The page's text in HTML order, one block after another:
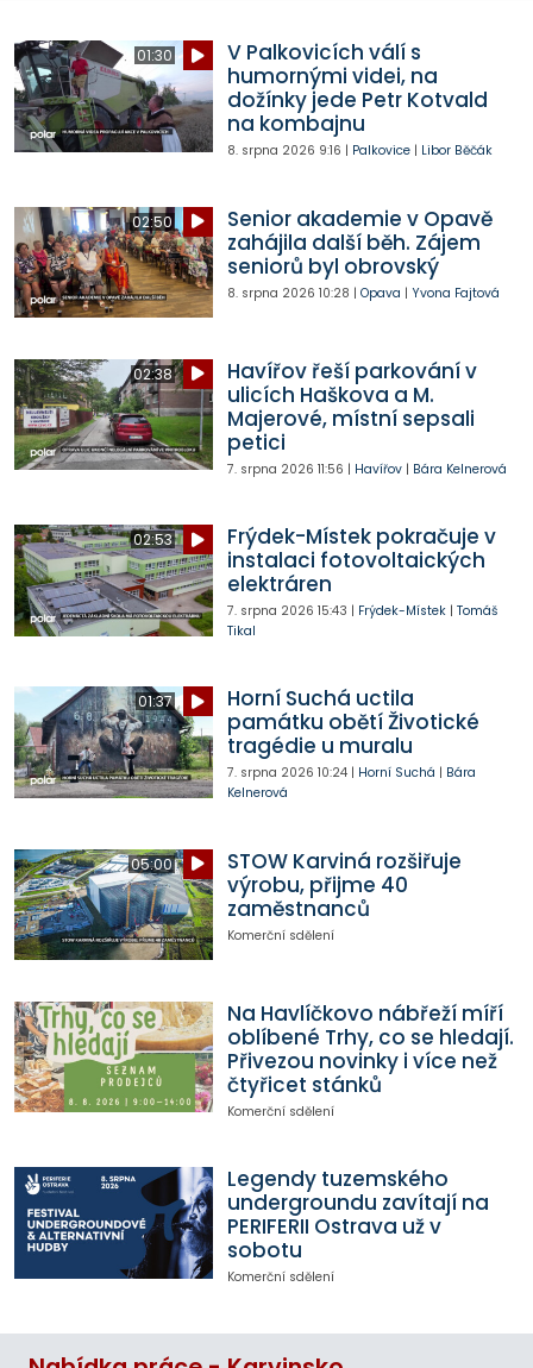
01:30
V Palkovicích válí s
humornými videi, na
dožínky jede Petr Kotvald
na kombajnu
8. srpna 2026 9:16 | Palkovice| Libor Běčák
02:50
Senior akademie v Opavě
zahájila další běh. Zájem
seniorů byl obrovský
8. srpna 2026 10:28 | Opava | Yvona Fajtová
02:38
Havířov řeší parkování v
ulicích Haškova a M.
Majerové, místní sepsali
petici
7. srpna 2026 11:56 | Havířov| Bára Kelnerová
02:53
Frýdek-Místek pokračuje v
instalaci fotovoltaických
elektráren
7. srpna 2026 15:43 | Frýdek-Místek| Tomáš
Tikal
01:37
Horní Suchá uctila
památku obětí Životické
tragédie u muralu
7. srpna 2026 10:24| Horní Suchá | Bára
Kelnerová
05:00
STOW Karviná rozšiřuje
výrobu, přijme 40
zaměstnanců
Komerční sdělení
Na Havlíčkovo nábřeží míří
oblíbené Trhy, co se hledají.
Přivezou novinky i více než
čtyřicet stánků
Komerční sdělení
Legendy tuzemského
undergroundu zavítají na
PERIFERII Ostrava už v
sobotu
Komerční sdělení